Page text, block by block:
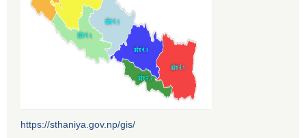
https://sthaniya.gov.np/gis/